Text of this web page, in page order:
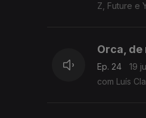
Z, Future e
Orca, de
Ep. 24
19
com Luís